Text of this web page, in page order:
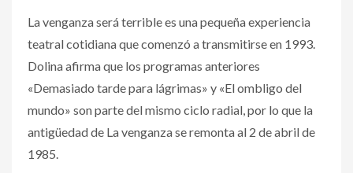
La venganza será terrible es una pequeña experiencia
teatral cotidiana que comenzó a transmitirse en 1993.
Dolina afirma que los programas anteriores
«Demasiado tarde para lágrimas» y «El ombligo del
mundo» son parte del mismo ciclo radial, por lo que la
antigüedad de La venganza se remonta al 2 de abril de
1985.